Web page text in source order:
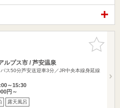
お気に入
りに追加
ルプス市 / 芦安温泉
ス50分芦安送迎車3分／JR中央本線身延線
～15:30
円～
露天風呂